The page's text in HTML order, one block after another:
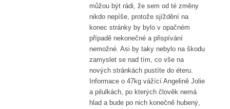
můžou být rádi, že sem od té změny
nikdo nepíše, protože sjíždění na
konec stránky by bylo v opačném
případě nekonečné a přispívání
nemožné. Asi by taky nebylo na škodu
zamyslet se nad tím, co vše na
nových stránkách pustíte do éteru.
Informace o 47kg vážící Angelině Jolie
a pilulkách, po kterých člověk nemá
hlad a bude po nich konečně hubený,